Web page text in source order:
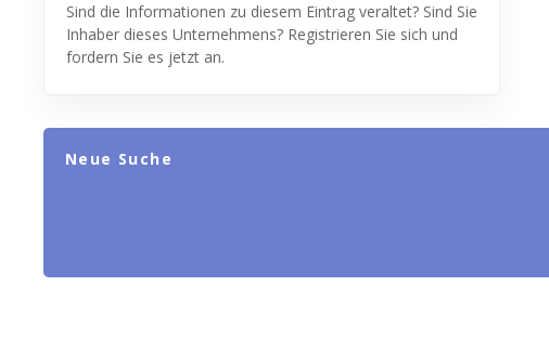
Sind die Informationen zu diesem Eintrag veraltet? Sind Sie
Inhaber dieses Unternehmens? Registrieren Sie sich und
fordern Sie es jetzt an.
Neue Suche